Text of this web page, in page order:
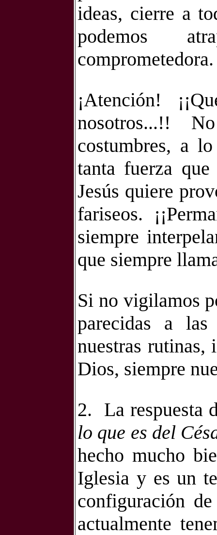
ideas, cierre a
podemos
comprometedora.
¡Atención!
nosotros...!!
costumbres, a
tanta fuerza
Jesús quiere
fariseos.
siempre
que siempre
Si no vigilamos
parecidas a
nuestras rutinas,
Dios, siempre
2.
La respuesta
lo que es del
hecho mucho
Iglesia y es un
configuración
actualmente